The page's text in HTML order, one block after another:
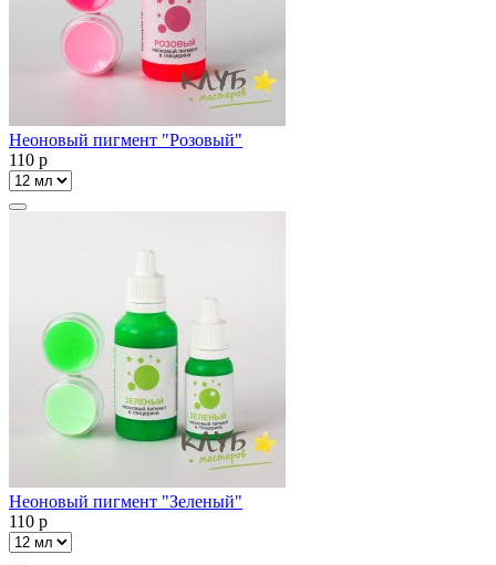
Неоновый пигмент "Розовый"
110 p
Неоновый пигмент "Зеленый"
110 p